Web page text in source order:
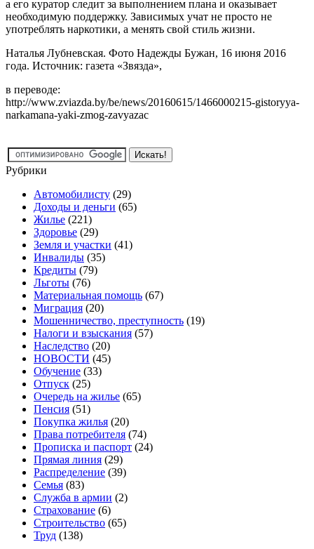
а его куратор следит за выполнением плана и оказывает
необходимую поддержку. Зависимых учат не просто не
употреблять наркотики, а менять свой стиль жизни.
Наталья Лубневская. Фото Надежды Бужан, 16 июня 2016
года. Источник: газета «Звязда»,
в переводе:
http://www.zviazda.by/be/news/20160615/1466000215-gistoryya-
narkamana-yaki-zmog-zavyazac
Рубрики
Автомобилисту (29)
Доходы и деньги (65)
Жилье (221)
Здоровье (29)
Земля и участки (41)
Инвалиды (35)
Кредиты (79)
Льготы (76)
Материальная помощь (67)
Миграция (20)
Мошенничество, преступность (19)
Налоги и взыскания (57)
Наследство (20)
НОВОСТИ (45)
Обучение (33)
Отпуск (25)
Очередь на жилье (65)
Пенсия (51)
Покупка жилья (20)
Права потребителя (74)
Прописка и паспорт (24)
Прямая линия (29)
Распределение (39)
Семья (83)
Служба в армии (2)
Страхование (6)
Строительство (65)
Труд (138)